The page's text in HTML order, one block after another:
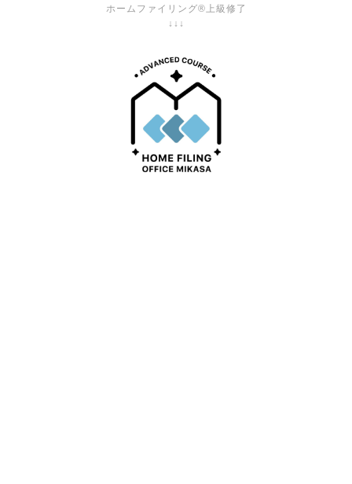
ホームファイリング®上級修了
↓↓↓